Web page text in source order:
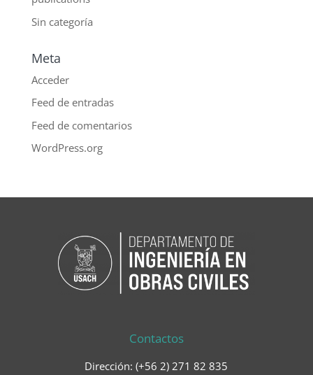
Sin categoría
Meta
Acceder
Feed de entradas
Feed de comentarios
WordPress.org
Contactos
Dirección: (+56 2) 271 82 835